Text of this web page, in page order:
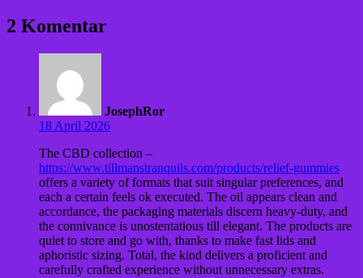
2 Komentar
JosephRor
18 April 2026
The CBD collection –
https://www.tillmanstranquils.com/products/relief-gummies
offers a variety of formats that suit singular preferences, and
each a certain feels ok executed. The oil appears clean and
accordance, the packaging materials discern heavy-duty, and
the connivance is unostentatious till elegant. The products are
quiet to store and go with, thanks to make fast lids and
aphoristic sizing. Total, the kind delivers a proficient and
carefully crafted experience without unnecessary extras.